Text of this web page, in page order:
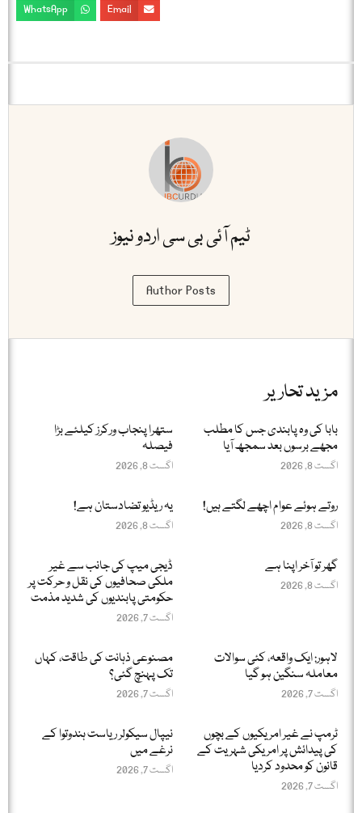
Email
WhatsApp
ٹیم آئی بی سی اردو نیوز
Author Posts
مزید تحاریر
بابا کی وہ پابندی جس کا مطلب
مجھے برسوں بعد سمجھ آیا
اگست 8, 2026
ستھرا پنجاب ورکرز کیلئے بڑا
فیصلہ
اگست 8, 2026
روتے ہوئے عوام اچھے لگتے ہیں!
اگست 8, 2026
یہ ریڈیو تضادستان ہے!
اگست 8, 2026
گھر تو آخر اپنا ہے
اگست 8, 2026
ڈیجی میپ کی جانب سے غیر
ملکی صحافیوں کی نقل و حرکت پر
حکومتی پابندیوں کی شدید مذمت
اگست 7, 2026
لاہور: ایک واقعہ، کئی سوالات
معاملہ سنگین ہو گیا
اگست 7, 2026
مصنوعی ذہانت کی طاقت، کہاں
تک پہنچ گئی؟
اگست 7, 2026
ٹرمپ نے غیر امریکیوں کے بچوں
کی پیدائش پر امریکی شہریت کے
قانون کو محدود کردیا
اگست 7, 2026
نیپال سیکولر ریاست ہندوتوا کے
نرغے میں
اگست 7, 2026